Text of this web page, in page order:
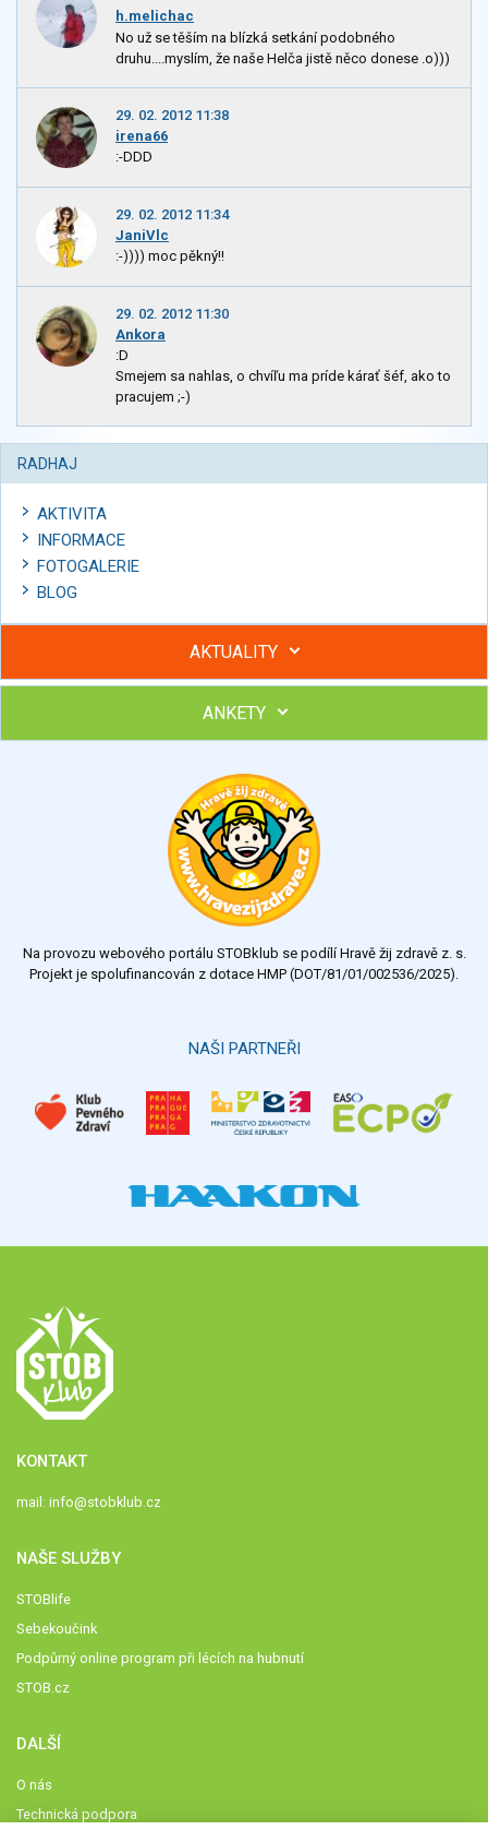
h.melichac
No už se těším na blízká setkání podobného
druhu....myslím, že naše Helča jistě něco donese .o)))
29. 02. 2012 11:38
irena66
:-DDD
29. 02. 2012 11:34
JaniVlc
:-)))) moc pěkný!!
29. 02. 2012 11:30
Ankora
:D
Smejem sa nahlas, o chvíľu ma príde kárať šéf, ako to
pracujem ;-)
RADHAJ
AKTIVITA
INFORMACE
FOTOGALERIE
BLOG
AKTUALITY
Hubněte s podporou lektorky a skupiny v kurzech STOBu
Chcete poradit s hubnutím? Najděte si odborníka STOBu ve
ANKETY
Výsledky Všechny ankety
Na provozu webového portálu STOBklub se podílí Hravě žij zdravě z. s.
Projekt je spolufinancován z dotace HMP (DOT/81/01/002536/2025).
NAŠI PARTNEŘI
KONTAKT
mail: info@stobklub.cz
NAŠE SLUŽBY
STOBlife
Sebekoučink
Podpůrný online program při lécích na hubnutí
STOB.cz
DALŠÍ
O nás
Technická podpora